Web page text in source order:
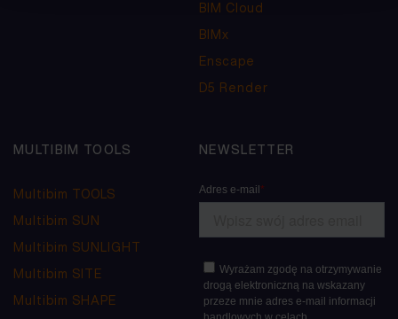
BIM Cloud
BIMx
Enscape
D5 Render
MULTIBIM TOOLS
Multibim TOOLS
Multibim SUN
Multibim SUNLIGHT
Multibim SITE
Multibim SHAPE
NEWSLETTER